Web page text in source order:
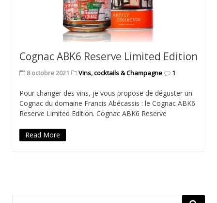
Cognac ABK6 Reserve Limited Edition
8 octobre 2021 Vins, cocktails & Champagne 1
Pour changer des vins, je vous propose de déguster un
Cognac du domaine Francis Abécassis : le Cognac ABK6
Reserve Limited Edition. Cognac ABK6 Reserve
Read More